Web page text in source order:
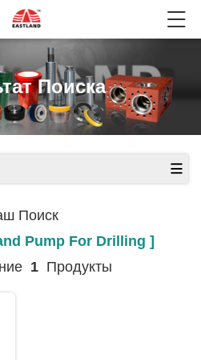
Поиска
Поиск
Pump For Drilling ]
1 Продукты